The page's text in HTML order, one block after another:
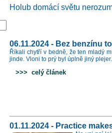
Holub domácí světu
06.11.2024 - Bez benzínu
Říkali chytří v bedně, že ten mladý
jinde. Vloni to prý byl úplně jiný plejer.
>>> celý článek
01.11.2024 - Practice